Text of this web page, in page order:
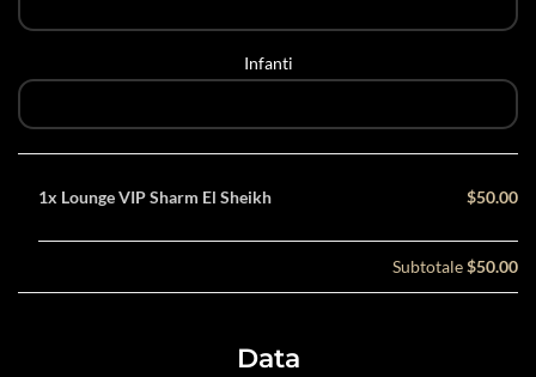
Infanti
1x Lounge VIP Sharm El Sheikh $50.00
Subtotale$50.00
Data